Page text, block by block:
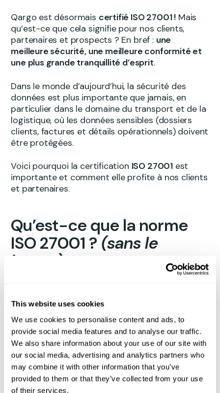
This website uses cookies
We use cookies to personalise content and ads, to
provide social media features and to analyse our traffic.
We also share information about your use of our site with
our social media, advertising and analytics partners who
may combine it with other information that you’ve
provided to them or that they’ve collected from your use
of their services.
Qargo est désormais certifié ISO 27001 ! Mais
qu’est-ce que cela signifie pour nos clients,
partenaires et prospects ? En bref : une
meilleure sécurité, une meilleure conformité et
une plus grande tranquillité d’esprit.
Dans le monde d’aujourd’hui, la sécurité des
données est plus importante que jamais, en
particulier dans le domaine du transport et de la
logistique, où les données sensibles (dossiers
clients, factures et détails opérationnels) doivent
être protégées.
Voici pourquoi la certification ISO 27001est
importante et comment elle profite à nos clients
et partenaires.
Qu’est-ce que la norme
ISO 27001 ? (sans le
jargon)
de gestion de la sécurité de l’information
d’une certification reconnue au niveau
international qui garantit que les entreprises
suivent les meilleures pratiques en matière de
protectiondes données, de confidentialité et de
gestion des risques.
Pour les entreprises SaaS basées sur le cloud
comme Qargo, cela signifie que nous avons